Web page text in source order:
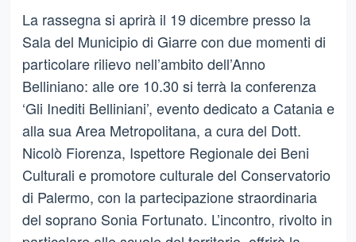
La rassegna si aprirà il 19 dicembre presso la
Sala del Municipio di Giarre con due momenti di
particolare rilievo nell’ambito dell’Anno
Belliniano: alle ore 10.30 si terrà la conferenza
‘Gli Inediti Belliniani’, evento dedicato a Catania e
alla sua Area Metropolitana, a cura del Dott.
Nicolò Fiorenza, Ispettore Regionale dei Beni
Culturali e promotore culturale del Conservatorio
di Palermo, con la partecipazione straordinaria
del soprano Sonia Fortunato. L’incontro, rivolto in